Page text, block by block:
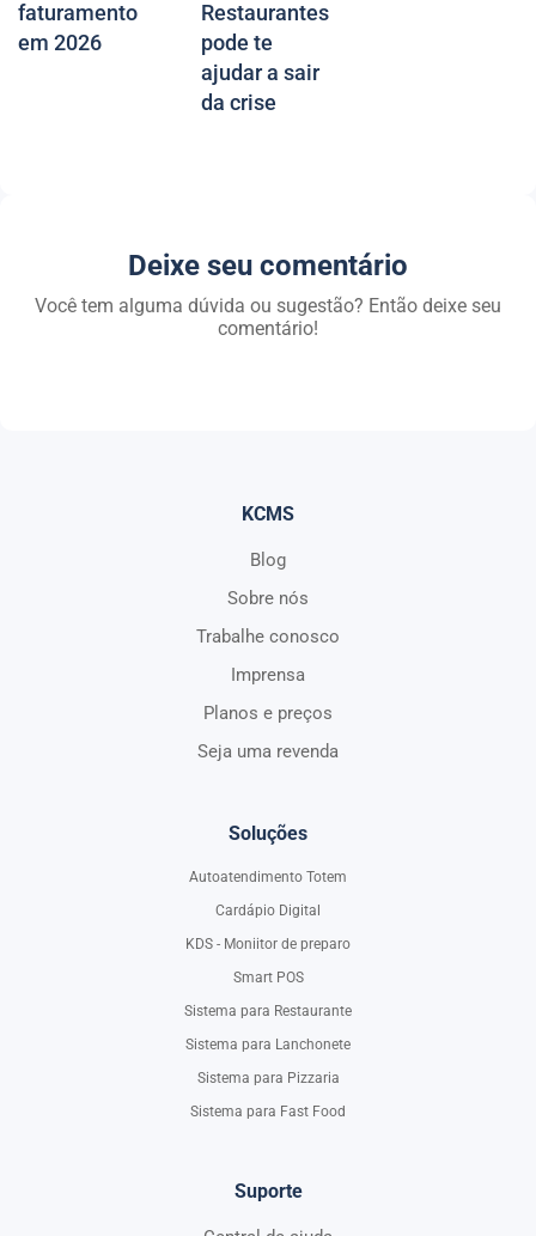
faturamento
em 2026
Restaurantes
pode te
ajudar a sair
da crise
Deixe seu comentário
Você tem alguma dúvida ou sugestão? Então deixe seu
comentário!
KCMS
Blog
Sobre nós
Trabalhe conosco
Imprensa
Planos e preços
Seja uma revenda
Soluções
Autoatendimento Totem
Cardápio Digital
KDS - Moniitor de preparo
Smart POS
Sistema para Restaurante
Sistema para Lanchonete
Sistema para Pizzaria
Sistema para Fast Food
Suporte